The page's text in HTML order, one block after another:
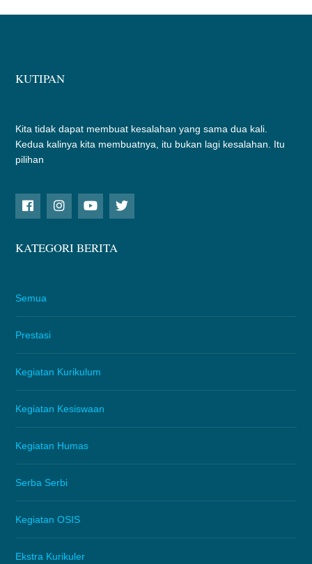
KUTIPAN
Kita tidak dapat membuat kesalahan yang sama dua kali.
Kedua kalinya kita membuatnya, itu bukan lagi kesalahan. Itu
pilihan
KATEGORI BERITA
Semua
Prestasi
Kegiatan Kurikulum
Kegiatan Kesiswaan
Kegiatan Humas
Serba Serbi
Kegiatan OSIS
Ekstra Kurikuler